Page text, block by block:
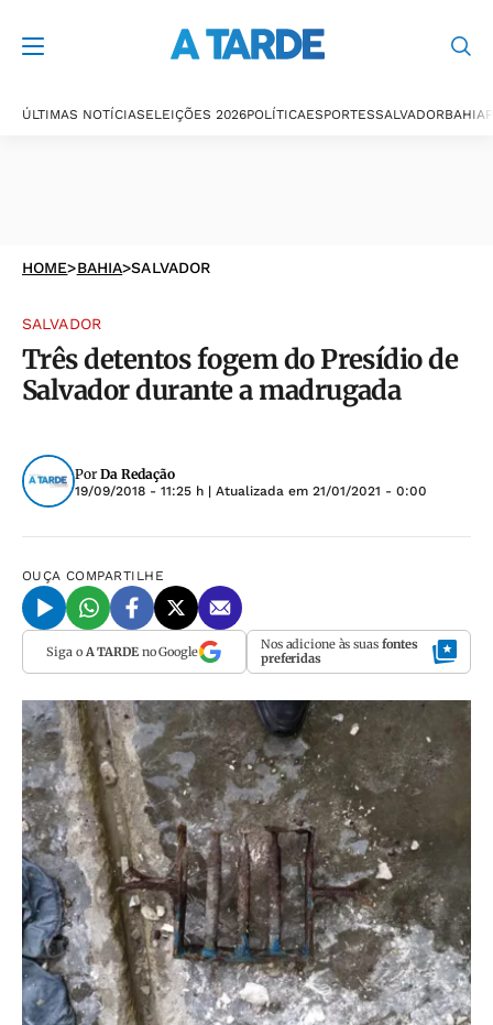
ÚLTIMAS NOTÍCIASELEIÇÕES 2026POLÍTICAESPORTESSALVADORBAHIA
HOME>BAHIA>SALVADOR
SALVADOR
Três detentos fogem do Presídio de
Salvador durante a madrugada
Por Da Redação
19/09/2018 - 11:25 h | Atualizada em 21/01/2021 - 0:00
OUÇA COMPARTILHE
Siga o A TARDEno Google Nos adicione às suas fontes
preferidas